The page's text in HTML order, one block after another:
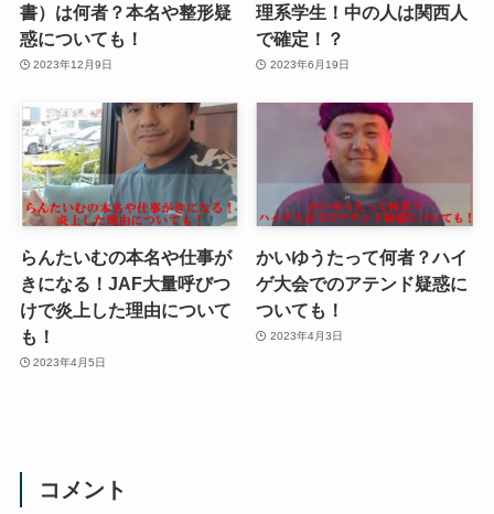
書）は何者？本名や整形疑
惑についても！
2023年12月9日
理系学生！中の人は関西人
で確定！？
2023年6月19日
らんたいむの本名や仕事が
きになる！JAF大量呼びつ
けで炎上した理由について
も！
2023年4月5日
かいゆうたって何者？ハイ
ゲ大会でのアテンド疑惑に
ついても！
2023年4月3日
コメント